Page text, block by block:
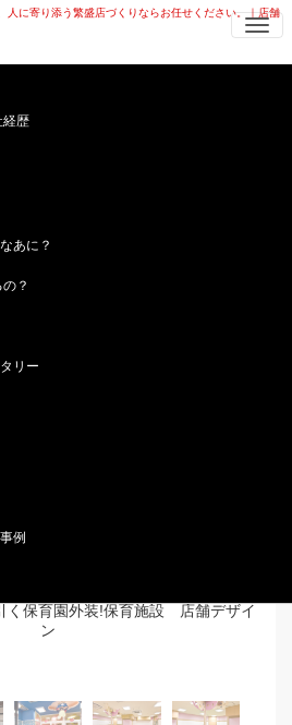
人に寄り添う繁盛店づくりならお任せください。｜店舗
経歴
あに？
？
リー
例
ザイン | 保育園 ・ 幼
舗デザイン
トコトコちゃんランド】東京／
く保育園外装!保育施設 店舗デザイ
ン